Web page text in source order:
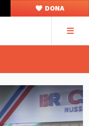
DONA